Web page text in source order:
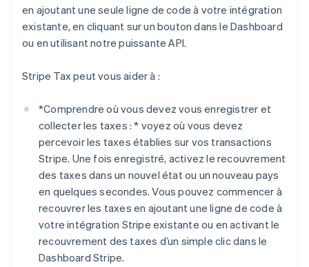
en ajoutant une seule ligne de code à votre intégration
existante, en cliquant sur un bouton dans le Dashboard
ou en utilisant notre puissante API.
Stripe Tax peut vous aider à :
*Comprendre où vous devez vous enregistrer et
collecter les taxes : * voyez où vous devez
percevoir les taxes établies sur vos transactions
Stripe. Une fois enregistré, activez le recouvrement
des taxes dans un nouvel état ou un nouveau pays
en quelques secondes. Vous pouvez commencer à
recouvrer les taxes en ajoutant une ligne de code à
votre intégration Stripe existante ou en activant le
recouvrement des taxes d’un simple clic dans le
Dashboard Stripe.